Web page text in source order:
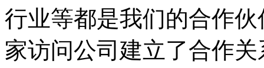
行业等都是我们的合作
家访问公司建立了合作关